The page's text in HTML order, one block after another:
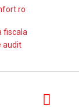
fiscala
audit